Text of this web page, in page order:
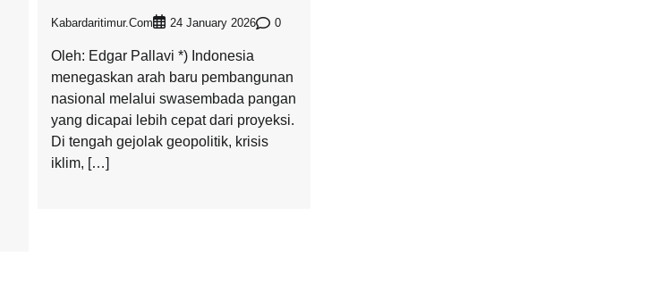
Kabardaritimur.com 24 January 2026 0
Oleh: Edgar Pallavi *) Indonesia
menegaskan arah baru pembangunan
nasional melalui swasembada pangan
yang dicapai lebih cepat dari proyeksi.
Di tengah gejolak geopolitik, krisis
iklim, […]